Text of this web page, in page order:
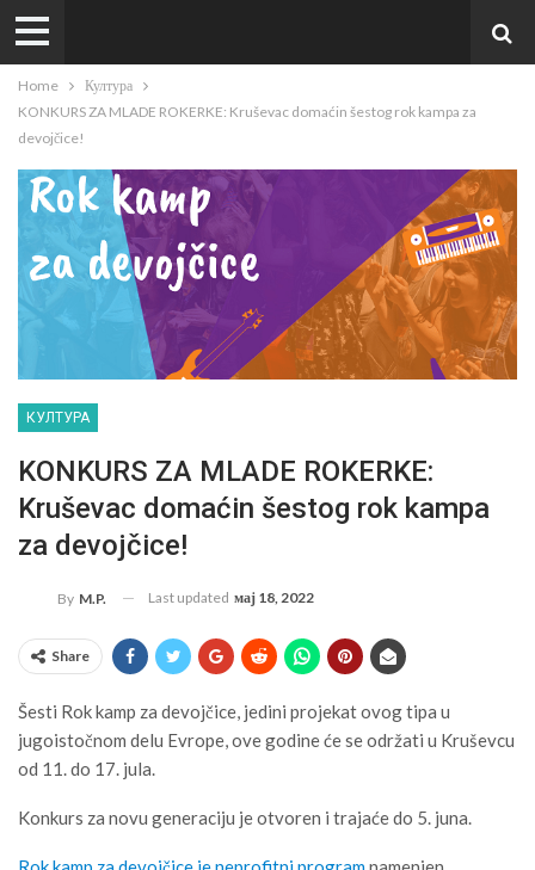
Home
Култура
KONKURS ZA MLADE ROKERKE: Kruševac domaćin šestog rok kampa za
devojčice!
КУЛТУРА
KONKURS ZA MLADE ROKERKE:
Kruševac domaćin šestog rok kampa
za devojčice!
By M.P. Last updated мај 18, 2022
Share
Šesti Rok kamp za devojčice, jedini projekat ovog tipa u
jugoistočnom delu Evrope, ove godine će se održati u Kruševcu
od 11. do 17. jula.
Konkurs za novu generaciju je otvoren i trajaće do 5. juna.